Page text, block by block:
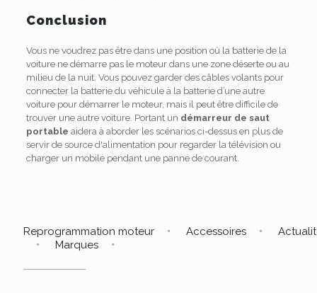
Conclusion
Vous ne voudrez pas être dans une position où la batterie de la
voiture ne démarre pas le moteur dans une zone déserte ou au
milieu de la nuit. Vous pouvez garder des câbles volants pour
connecter la batterie du véhicule à la batterie d’une autre
voiture pour démarrer le moteur, mais il peut être difficile de
trouver une autre voiture. Portant un démarreur de saut
portable aidera à aborder les scénarios ci-dessus en plus de
servir de source d'alimentation pour regarder la télévision ou
charger un mobile pendant une panne de courant.
Reprogrammation moteur Accessoires
Marques